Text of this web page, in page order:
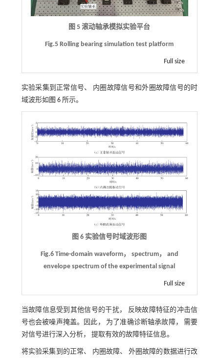
图 5 滚动轴承模拟实验平台
Fig.5 Rolling bearing simulation test platform
Full size
实验采集到正常信号、 内圈故障信号和外圈故障信号的时
域波形如 图 6所示。
图 6 实验信号时域波形图
Fig.6 Time-domain waveform， spectrum， and
envelope spectrum of the experimental signal
Full size
当故障信息受到其他信号的干扰， 反映故障特征的冲击信
号也会被噪声掩盖。因此， 为了准确诊断轴承故障， 需要
对信号进行深入分析， 提取有效的故障特征信息。
将实验采集到的正常、 内圈故障、 外圈故障的数据进行改